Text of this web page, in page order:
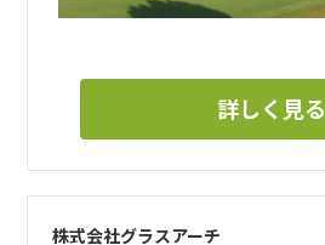
詳しく見る
株式会社グラスアーチ